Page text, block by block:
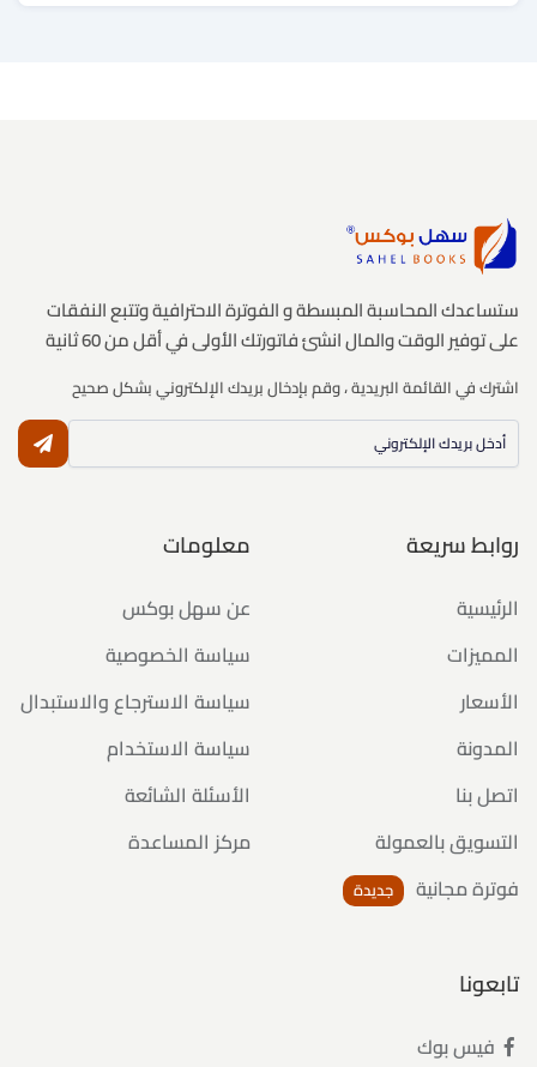
ستساعدك المحاسبة المبسطة و الفوترة الاحترافية وتتبع النفقات
على توفير الوقت والمال انشئ فاتورتك الأولى في أقل من 60 ثانية
اشترك في القائمة البريدية ، وقم بإدخال بريدك الإلكتروني بشكل صحيح
روابط سريعة
الرئيسية
المميزات
الأسعار
المدونة
اتصل بنا
التسويق بالعمولة
فوترة مجانية
جديدة
معلومات
عن سهل بوكس
سياسة الخصوصية
سياسة الاسترجاع والاستبدال
سياسة الاستخدام
الأسئلة الشائعة
مركز المساعدة
تابعونا
فيس بوك